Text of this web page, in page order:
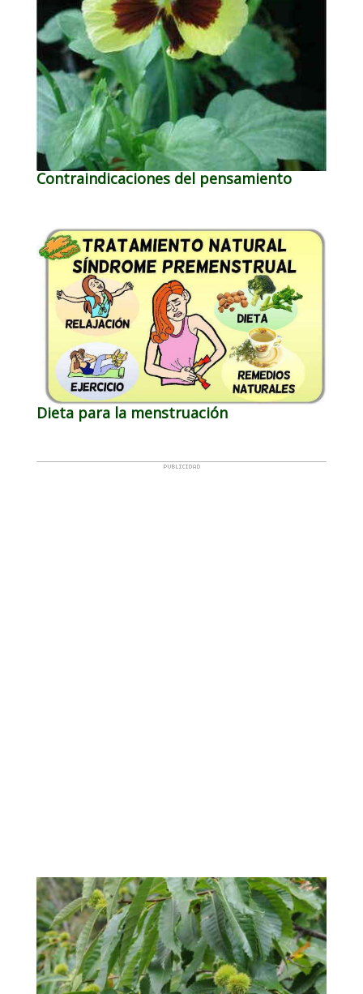
Contraindicaciones del pensamiento
Dieta para la menstruación